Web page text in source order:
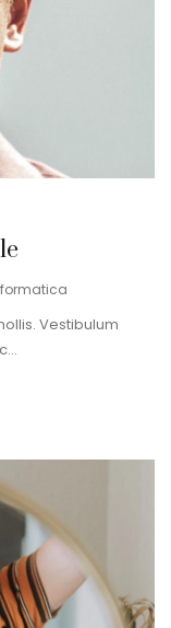
Vestibulum